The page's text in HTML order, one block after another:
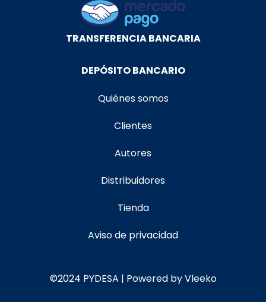
TRANSFERENCIA BANCARIA
DEPÓSITO BANCARIO
Quiénes somos
Clientes
Autores
Distribuidores
Tienda
Aviso de privacidad
©2024 PYDESA | Powered by Vleeko